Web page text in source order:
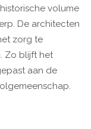
volume
De architecten
zorg te
Zo blijft het
aan de